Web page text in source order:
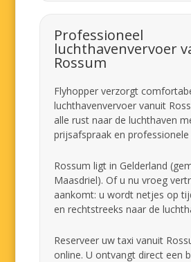
Professioneel
luchthavenvervoer
Rossum
Flyhopper verzorgt
luchthavenvervoer vanuit
alle rust naar de luchthaven
prijsafspraak en professionele
Rossum ligt in Gelderland
Maasdriel). Of u nu vroeg
aankomt: u wordt netjes op
en rechtstreeks naar de
Reserveer uw taxi vanuit
online. U ontvangt direct een